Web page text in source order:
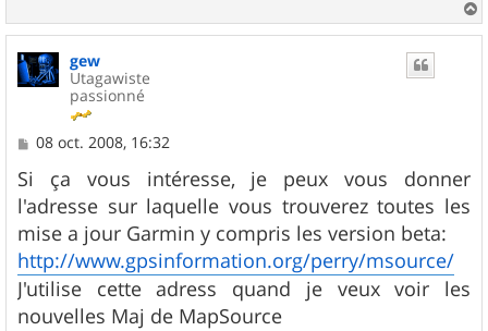
a
gew
Utagawiste
passionné
M
s
s
a
g
e
08 oct. 2008, 16:32
Si ça vous intéresse, je peux vous donner
l'adresse sur laquelle vous trouverez toutes les
mise a jour Garmin y compris les version beta:
http://www.gpsinformation.org/perry/msource/
J'utilise cette adress quand je veux voir les
nouvelles Maj de MapSource